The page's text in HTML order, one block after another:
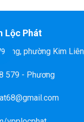
Lộc Phát
phường Kim
579 - Phương